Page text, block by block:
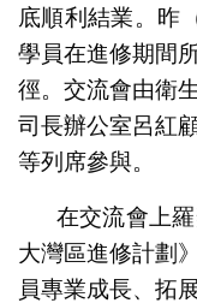
底順利結業。昨
學員在進修期間
徑。交流會由衛
司長辦公室呂紅
等列席參與。
在交流會上
大灣區進修計劃
員專業成長、拓